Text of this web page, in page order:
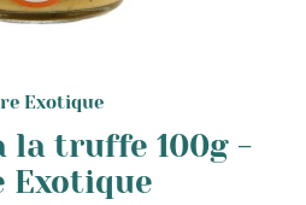
Exotique
la truffe 100g -
Exotique